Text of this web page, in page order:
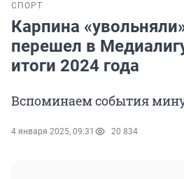
СПОРТ
Карпина
перешел в
итоги 2024 года
Вспоминаем события
4 января 2025, 09:31 20 834